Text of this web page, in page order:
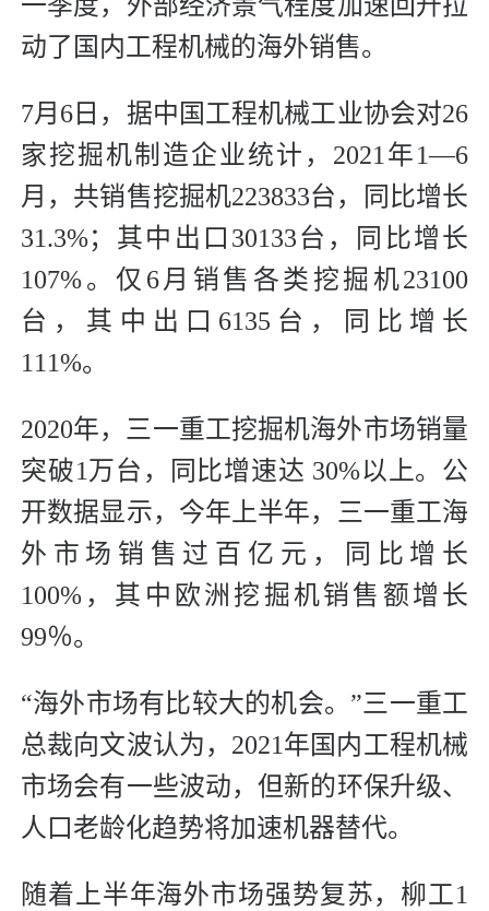
一季度，外部经济景气程度加速回升拉
动了国内工程机械的海外销售。
7月6日，据中国工程机械工业协会对26
家挖掘机制造企业统计，2021年1—6
月，共销售挖掘机223833台，同比增长
31.3%；其中出口30133台，同比增长
107%。仅6月销售各类挖掘机23100
台，其中出口6135台，同比增长
111%。
2020年，三一重工挖掘机海外市场销量
突破1万台，同比增速达 30%以上。公
开数据显示，今年上半年，三一重工海
外市场销售过百亿元，同比增长
100%，其中欧洲挖掘机销售额增长
99％。
“海外市场有比较大的机会。”三一重工
总裁向文波认为，2021年国内工程机械
市场会有一些波动，但新的环保升级、
人口老龄化趋势将加速机器替代。
随着上半年海外市场强势复苏，柳工1